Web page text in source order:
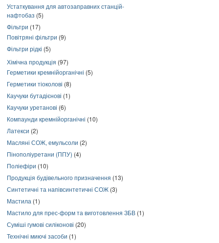
Устаткування для автозаправних станцій-
нафтобаз (5)
Фільтри (17)
Повітряні фільтри (9)
Фільтри рідкі (5)
Хімічна продукція (97)
Герметики кремнійорганічні (5)
Герметики тіоколові (8)
Каучуки бутадієнові (1)
Каучуки уретанові (6)
Компаунди кремнійорганічні (10)
Латекси (2)
Масляні СОЖ, емульсоли (2)
Пінополіуретани (ППУ) (4)
Поліефіри (10)
Продукція будівельного призначення (13)
Синтетичні та напівсинтетичні СОЖ (3)
Мастила (1)
Мастило для прес-форм та виготовлення ЗБВ (1)
Суміші гумові силіконові (20)
Технічні миючі засоби (1)